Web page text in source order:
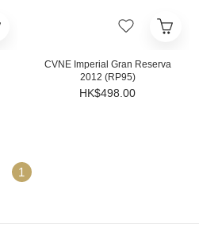
CVNE Imperial Gran Reserva
2012 (RP95)
HK$498.00
1